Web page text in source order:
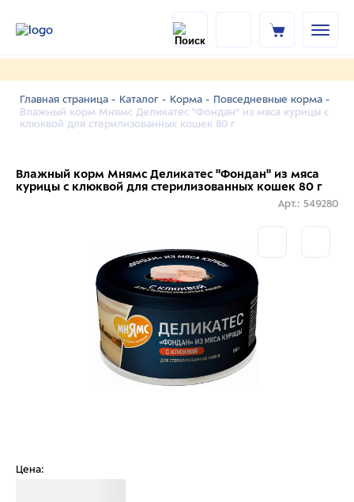
Главная страница - Каталог - Корма - Повседневные корма -
Влажный корм Мнямс Деликатес "Фондан" из мяса курицы с
клюквой для стерилизованных кошек 80 г
Влажный корм Мнямс Деликатес "Фондан" из мяса
курицы с клюквой для стерилизованных кошек 80 г
Арт.: 549280
Цена: